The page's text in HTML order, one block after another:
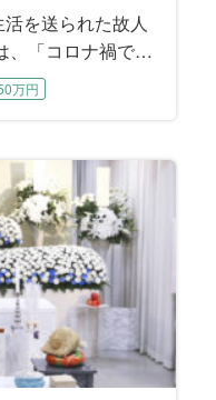
を送られた故人
、「コロナ禍で家
が続いていた」
別れの時間だけ
ていた頃のお母
することを望ま
万円